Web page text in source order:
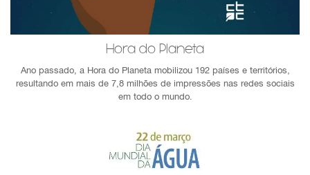
Hora do Planeta
Ano passado, a Hora do Planeta mobilizou 192 países e territórios,
resultando em mais de 7,8 milhões de impressões nas redes sociais
em todo o mundo.